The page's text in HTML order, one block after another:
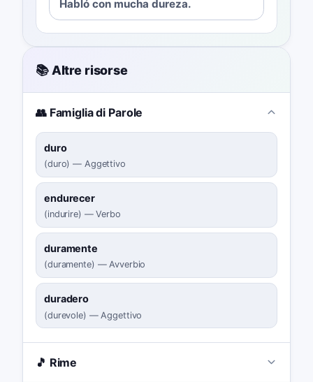
Habló con mucha dureza.
📚 Altre risorse
👥 Famiglia di Parole
duro
(duro) — Aggettivo
endurecer
(indurire) —Verbo
duramente
(duramente) —Avverbio
duradero
(durevole) — Aggettivo
🎵 Rime